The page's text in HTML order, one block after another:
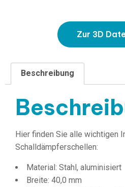
Zur 3D
Beschreibung
Hier finden Sie alle wichtigen
Schalldämpferschellen:
Material: Stahl, aluminisiert
Breite: 40,0 mm